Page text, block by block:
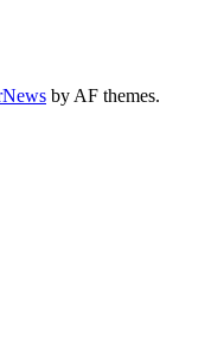
by AF themes.